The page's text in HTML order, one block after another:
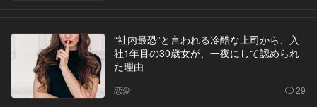
“社内最恐”と言われる冷酷な上司から、入
社1年目の30歳女が、一夜にして認められ
た理由
恋愛 29